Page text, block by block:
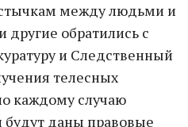
между людьми и
обратились с
и Следственный
телесных
каждому случаю
будут даны правовые